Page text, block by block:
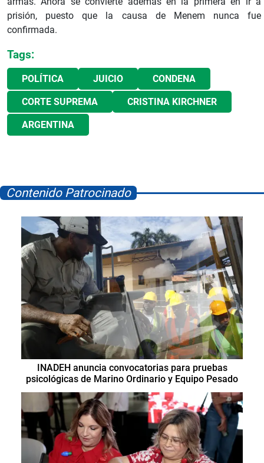
prisión, puesto que la causa de Menem nunca fue
confirmada.
Tags:
POLÍTICA JUICIO CONDENA
CORTE SUPREMA CRISTINA KIRCHNER
ARGENTINA
Contenido Patrocinado
INADEH anuncia convocatorias para pruebas
psicológicas de Marino Ordinario y Equipo Pesado